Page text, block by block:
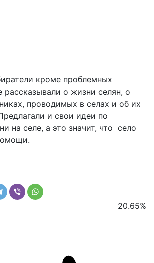
кроме проблемных
рассказывали о жизни селян, о
проводимых в селах и об их
и свои идеи по
на селе, а это значит, что село
20.65%